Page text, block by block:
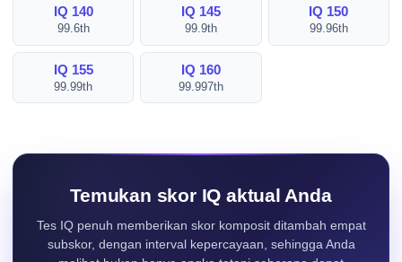
IQ 140
99.6th
IQ 145
99.9th
IQ 150
99.96th
IQ 155
99.99th
IQ 160
99.997th
Temukan skor IQ aktual Anda
Tes IQ penuh memberikan skor komposit ditambah empat
subskor, dengan interval kepercayaan, sehingga Anda